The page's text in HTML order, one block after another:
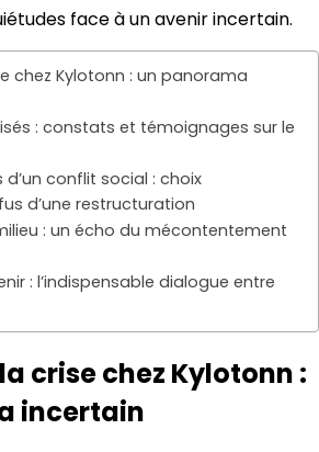
face à un avenir incertain.
chez Kylotonn : un panorama
: constats et témoignages sur le
conflit social : choix
d’une restructuration
: un écho du mécontentement
: l’indispensable dialogue entre
crise chez Kylotonn :
incertain